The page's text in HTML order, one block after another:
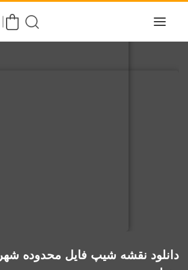
دانلود نقشه شیپ فایل محدوده شهر